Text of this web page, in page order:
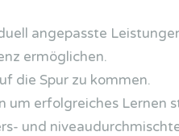
angepasste
ermöglichen.
die Spur zu kommen.
um erfolgreiches Lernen
und